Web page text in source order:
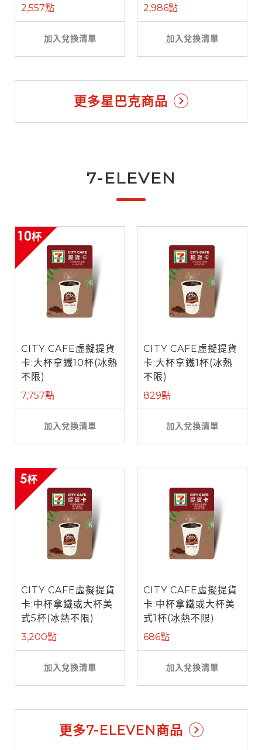
2,557點
加入兌換清單
2,986點
加入兌換清單
更多星巴克商品
7-ELEVEN
CITY CAFE虛擬提貨
卡:大杯拿鐵10杯(冰熱
不限)
7,757點
加入兌換清單
CITY CAFE虛擬提貨
卡:大杯拿鐵1杯(冰熱
不限)
829點
加入兌換清單
CITY CAFE虛擬提貨
卡:中杯拿鐵或大杯美
式5杯(冰熱不限)
3,200點
加入兌換清單
CITY CAFE虛擬提貨
卡:中杯拿鐵或大杯美
式1杯(冰熱不限)
686點
加入兌換清單
更多7-ELEVEN商品